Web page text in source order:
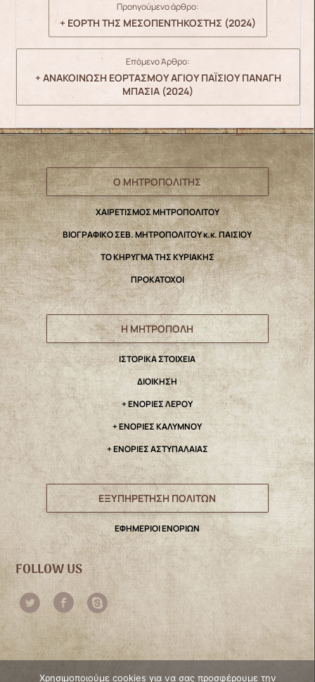
Προηγούμενο άρθρο:
+ ΕΟΡΤΗ ΤΗΣ ΜΕΣΟΠΕΝΤΗΚΟΣΤΗΣ (2024)
Επόμενο Άρθρο:
+ ΑΝΑΚΟΙΝΩΣΗ ΕΟΡΤΑΣΜΟΥ ΑΓΙΟΥ ΠΑΪΣΙΟΥ ΠΑΝΑΓΗ
ΜΠΑΣΙΑ (2024)
Ο ΜΗΤΡΟΠΟΛΙΤΗΣ
ΧΑΙΡΕΤΙΣΜΟΣ ΜΗΤΡΟΠΟΛΙΤΟΥ
ΒΙΟΓΡΑΦΙΚΟ ΣΕΒ. ΜΗΤΡΟΠΟΛΙΤΟΥ κ.κ. ΠΑΙΣΙΟΥ
ΤΟ ΚΗΡΥΓΜΑ ΤΗΣ ΚΥΡΙΑΚΗΣ
ΠΡΟΚΑΤΟΧΟΙ
Η ΜΗΤΡΟΠΟΛΗ
IΣΤΟΡΙΚΑ ΣΤΟΙΧΕΙΑ
ΔΙΟΙΚΗΣΗ
+ ΕΝΟΡΙΕΣ ΛΕΡΟΥ
+ ΕΝΟΡΙΕΣ ΚΑΛΥΜΝΟΥ
+ ΕΝΟΡΙΕΣ ΑΣΤΥΠΑΛΑΙΑΣ
ΕΞΥΠΗΡΕΤΗΣΗ ΠΟΛΙΤΩΝ
ΕΦΗΜΕΡΙΟΙ ΕΝΟΡΙΩΝ
FOLLOW US
Χρησιμοποιούμε cookies για να σας προσφέρουμε την